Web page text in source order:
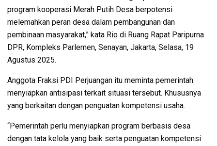
program kooperasi Merah Putih Desa berpotensi
melemahkan peran desa dalam pembangunan dan
pembinaan masyarakat,” kata Rio di Ruang Rapat Paripurna
DPR, Kompleks Parlemen, Senayan, Jakarta, Selasa, 19
Agustus 2025.
Anggota Fraksi PDI Perjuangan itu meminta pemerintah
menyiapkan antisipasi terkait situasi tersebut. Khususnya
yang berkaitan dengan penguatan kompetensi usaha.
“Pemerintah perlu menyiapkan program berbasis desa
dengan tata kelola yang baik serta penguatan kompetensi